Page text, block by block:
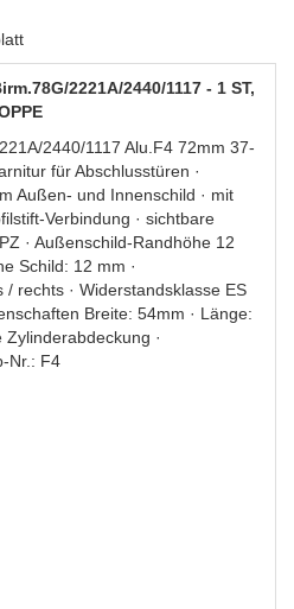
2221A/2440/1117 - 1 ST,
2440/1117 Alu.F4 72mm 37-
für Abschlusstüren ·
Außen- und Innenschild · mit
Verbindung · sichtbare
· Außenschild-Randhöhe 12
Schild: 12 mm ·
/ rechts · Widerstandsklasse ES
Breite: 54mm · Länge:
·
Nr.: F4